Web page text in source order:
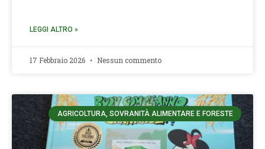
LEGGI ALTRO »
17 Febbraio 2026 Nessun commento
AGRICOLTURA, SOVRANITÀ ALIMENTARE E FORESTE